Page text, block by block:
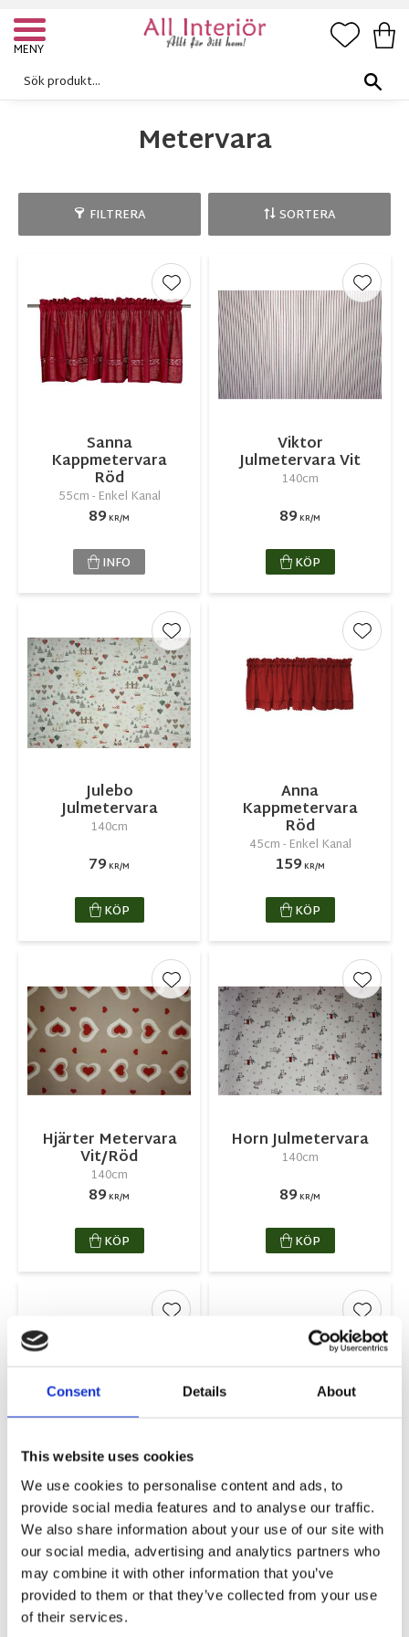
Consent Details About
This website uses cookies
We use cookies to personalise content and ads, to
provide social media features and to analyse our traffic.
We also share information about your use of our site with
our social media, advertising and analytics partners who
may combine it with other information that you’ve
provided to them or that they’ve collected from your use
of their services.
Meny
Metervara
FILTRERA SORTERA
Sanna
Kappmetervara
Röd
55cm - Enkel Kanal
89 KR/M
Lägg till i favoriter
INFO
Viktor
Julmetervara Vit
140cm
89 KR/M
Lägg
KÖP
Julebo
Julmetervara
140cm
79 KR/M
Lägg till i favoriter
KÖP
Anna
Kappmetervara
Röd
45cm - Enkel Kanal
159 KR/M
Lägg
KÖP
Hjärter Metervara
Vit/Röd
140cm
89 KR/M
Lägg till i favoriter
KÖP
Horn Julmetervara
140cm
89 KR/M
Lägg
KÖP
Metervara
140cm
199KR/M
Lägg till i favoriter
KÖP
Röd
140cm
49KR/M
Lägg
KÖP